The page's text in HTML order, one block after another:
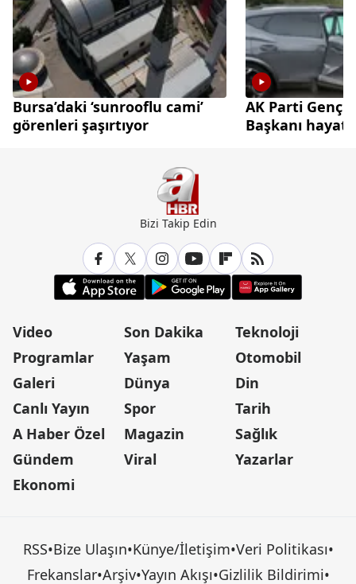
Bursa’daki ‘sunrooflu cami’
görenleri şaşırtıyor
AK Parti
Başkanı
Bizi Takip Edin
Video
Programlar
Galeri
Canlı Yayın
A Haber Özel
Gündem
Ekonomi
Son Dakika
Yaşam
Dünya
Spor
Magazin
Viral
Teknoloji
Otomobil
Din
Tarih
Sağlık
Yazarlar
RSS•Bize Ulaşın•Künye/İletişim•Veri Politikası•
Frekanslar•Arşiv•Yayın Akışı•Gizlilik Bildirimi•